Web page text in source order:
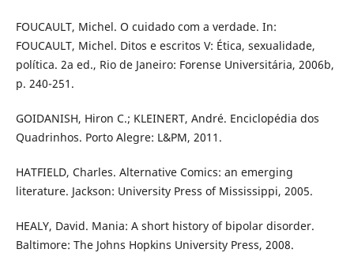
FOUCAULT, Michel. O cuidado com a verdade. In:
FOUCAULT, Michel. Ditos e escritos V: Ética, sexualidade,
política. 2a ed., Rio de Janeiro: Forense Universitária, 2006b,
p. 240-251.
GOIDANISH, Hiron C.; KLEINERT, André. Enciclopédia dos
Quadrinhos. Porto Alegre: L&PM, 2011.
HATFIELD, Charles. Alternative Comics: an emerging
literature. Jackson: University Press of Mississippi, 2005.
HEALY, David. Mania: A short history of bipolar disorder.
Baltimore: The Johns Hopkins University Press, 2008.